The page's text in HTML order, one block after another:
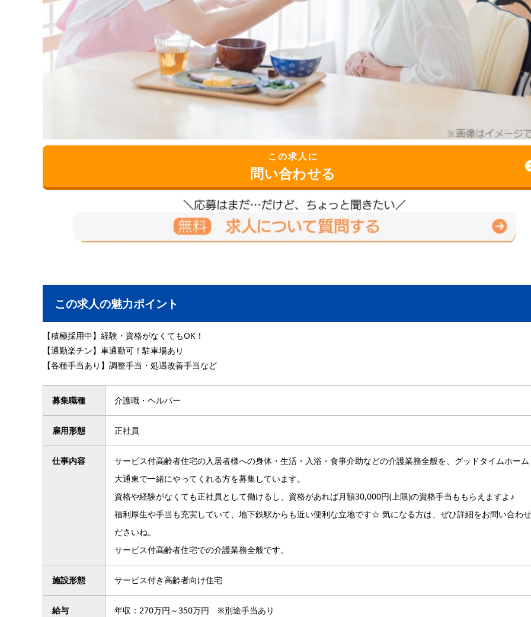
この求人に
問い合わせる
この求人の魅力ポイント
【積極採用中】経験・資格がなくてもOK！
【通勤楽チン】車通勤可！駐車場あり
【各種手当あり】調整手当・処遇改善手当など
募集職種 介護職・ヘルパー
雇用形態 正社員
仕事内容
サービス付高齢者住宅の入居者様への身体・生活・入浴・食事介助などの介護業務全般を、グッドタイムホー
大通東で一緒にやってくれる方を募集しています。
資格や経験がなくても正社員として働けるし、資格があれば月額30,000円(上限)の資格手当ももらえますよ♪
福利厚生や手当も充実していて、地下鉄駅からも近い便利な立地です☆ 気になる方は、ぜひ詳細をお問い合わ
ださいね。
サービス付高齢者住宅での介護業務全般です。
施設形態 サービス付き高齢者向け住宅
給与
年収：270万円～350万円 ※別途手当あり